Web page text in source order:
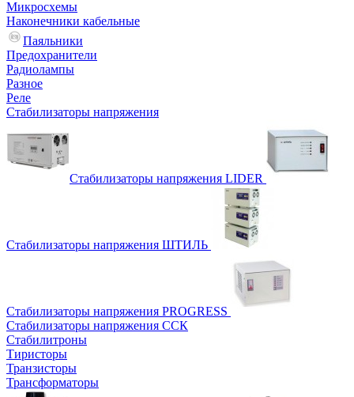
Микросхемы
Наконечники кабельные
Паяльники
Предохранители
Радиолампы
Разное
Реле
Стабилизаторы напряжения
Стабилизаторы напряжения LIDER
Стабилизаторы напряжения ШТИЛЬ
Стабилизаторы напряжения PROGRESS
Стабилизаторы напряжения ССК
Стабилитроны
Тиристоры
Транзисторы
Трансформаторы